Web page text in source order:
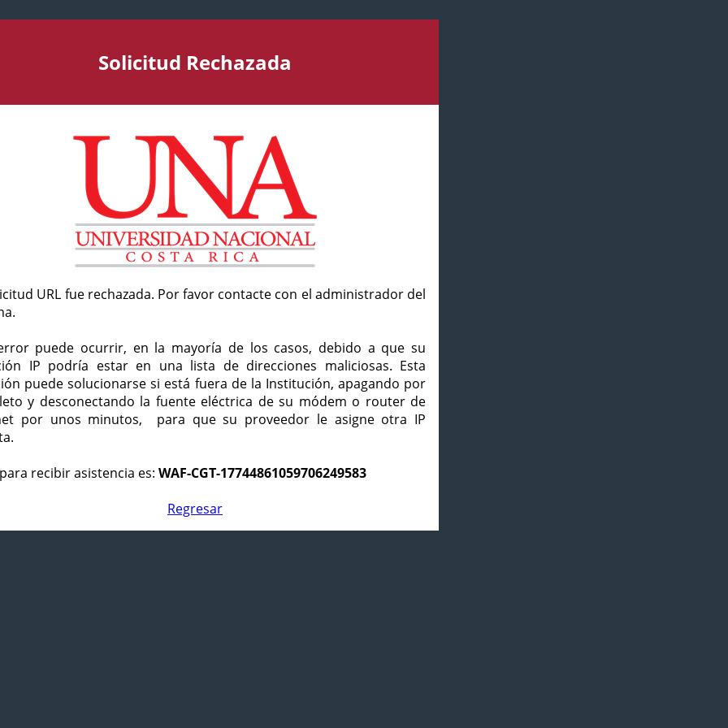
Solicitud Rechazada
URL fue rechazada. Por favor contacte con el administrador del
puede ocurrir, en la mayoría de los casos, debido a que su
IP podría estar en una lista de direcciones maliciosas. Esta
puede solucionarse si está fuera de la Institución, apagando por
y desconectando la fuente eléctrica de su módem o router de
por unos minutos, para que su proveedor le asigne otra IP
recibir asistencia es: WAF-CGT-17744861059706249583
Regresar